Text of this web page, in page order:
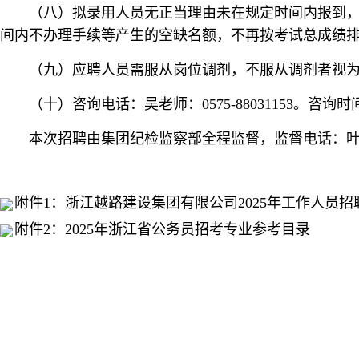
（八）拟录用人员无正当理由未在规定时间内报
间内不办理手续等产生的空缺名额，不再按考试总成绩
（九）应聘人员需服从岗位调剂，不服从调剂者视
（十）咨询电话：吴老师：0575-88031153。咨询
本次招聘由集团纪检监察部全程监督，监督电话：
附件1：浙江越路建设集团有限公司2025年工作人员
附件2：2025年浙江省公务员招考专业参考目录